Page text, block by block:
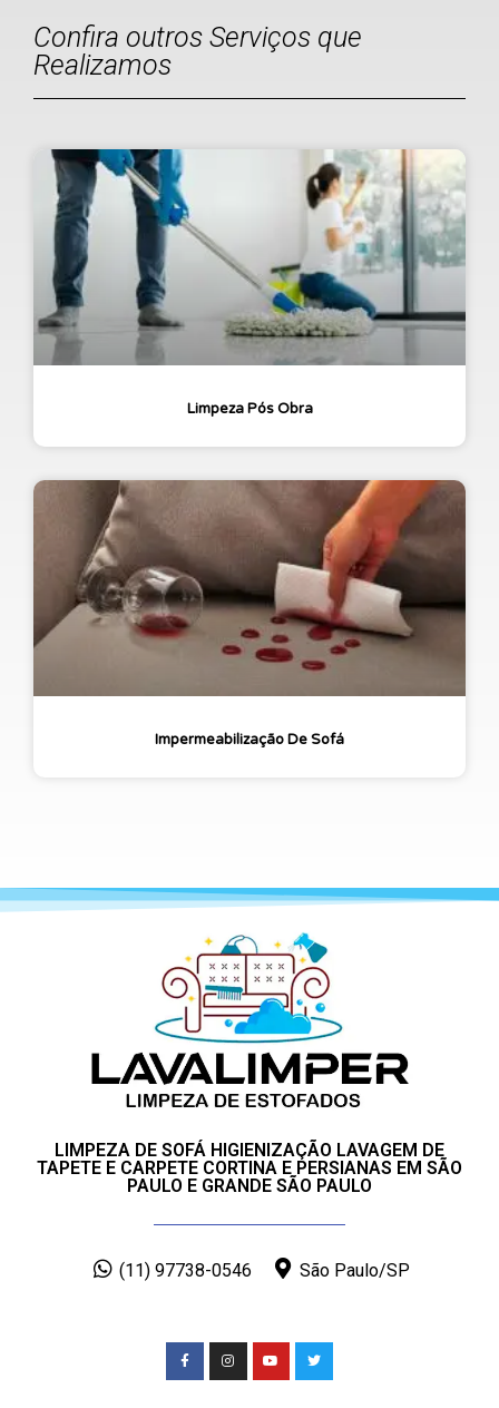
Confira outros Serviços que
Realizamos
Limpeza Pós Obra
Impermeabilização De Sofá
LIMPEZA DE SOFÁ HIGIENIZAÇÃO LAVAGEM DE
TAPETE E CARPETE CORTINA E PERSIANAS EM SÃO
PAULO E GRANDE SÃO PAULO
(11) 97738-0546 São Paulo/SP